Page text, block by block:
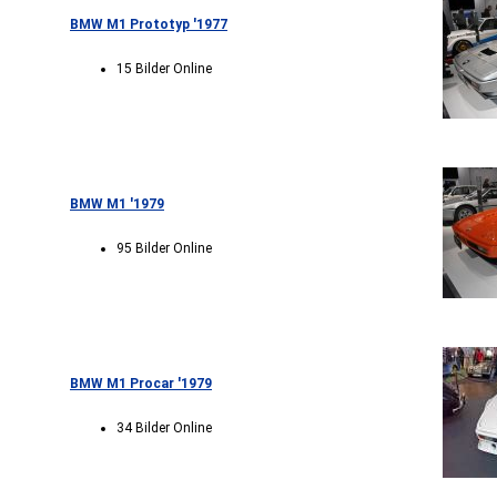
BMW M1 Prototyp '1977
15 Bilder Online
BMW M1 '1979
95 Bilder Online
BMW M1 Procar '1979
34 Bilder Online